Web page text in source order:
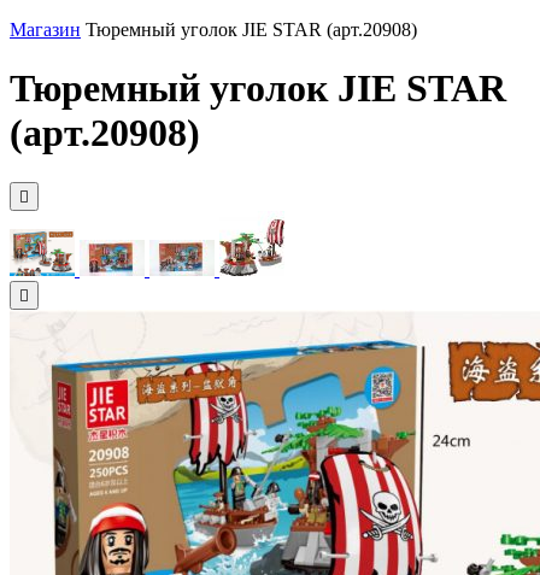
Магазин Тюремный уголок JIE STAR (арт.20908)
Тюремный уголок JIE STAR
(арт.20908)